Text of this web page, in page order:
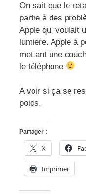
On sait que le
partie à des
Apple qui voulait
lumière. Apple à
mettant une
le téléphone
A voir si ça se
poids.
Partager :
X
Imprimer